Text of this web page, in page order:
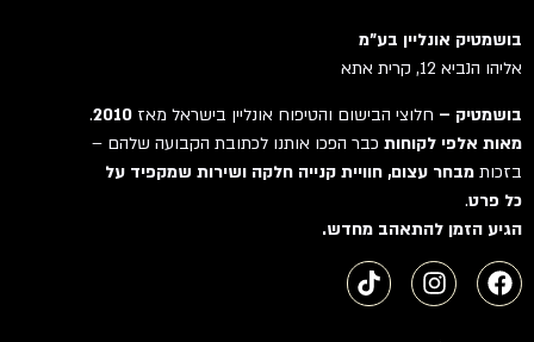
בושמטיק אונליין בע"מ
אליהו הנביא 12, קרית אתא
בושמטיק –חלוצי הבישום והטיפוח אונליין בישראל מאז2010
.
מאות אלפי לקוחותכבר הפכו אותנו לכתובת הקבועה שלהם –
בזכותמבחר עצום, חוויית קנייה חלקה ושירות שמקפיד על
כל פרט.
הגיע הזמן להתאהב מחדש.